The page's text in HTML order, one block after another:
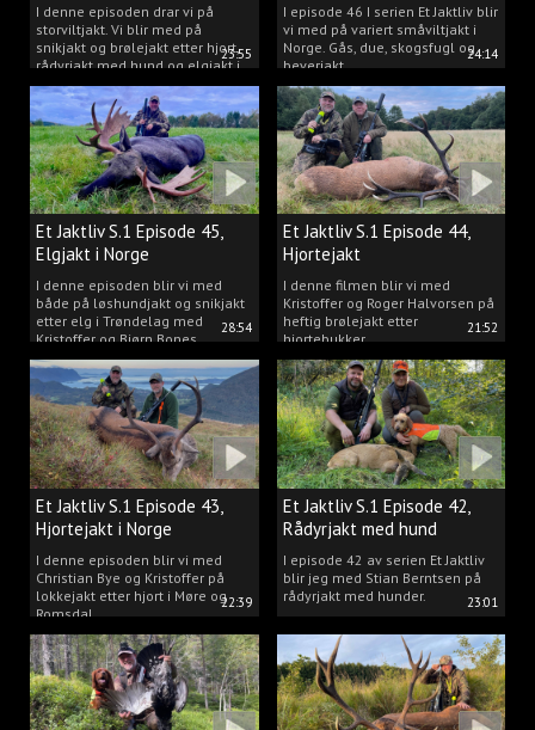
23:55
I denne episoden drar vi på
storviltjakt. Vi blir med på
snikjakt og brølejakt etter hjort,
rådyrjakt med hund og elgjakt i
Trøndelag.
24:14
I episode 46 I serien Et Jaktliv blir
vi med på variert småviltjakt i
Norge. Gås, due, skogsfugl og
beverjakt.
28:54
Et Jaktliv S.1 Episode 45,
Elgjakt i Norge
I denne episoden blir vi med
både på løshundjakt og snikjakt
etter elg i Trøndelag med
Kristoffer og Bjørn Bones
21:52
Et Jaktliv S.1 Episode 44,
Hjortejakt
I denne filmen blir vi med
Kristoffer og Roger Halvorsen på
heftig brølejakt etter
hjortebukker.
22:39
Et Jaktliv S.1 Episode 43,
Hjortejakt i Norge
I denne episoden blir vi med
Christian Bye og Kristoffer på
lokkejakt etter hjort i Møre og
Romsdal.
23:01
Et Jaktliv S.1 Episode 42,
Rådyrjakt med hund
I episode 42 av serien Et Jaktliv
blir jeg med Stian Berntsen på
rådyrjakt med hunder.